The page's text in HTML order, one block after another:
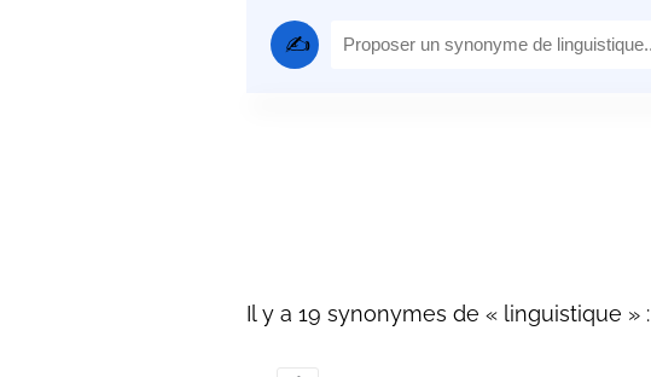
✍️
Il y a 19 synonymes de « linguistique » :